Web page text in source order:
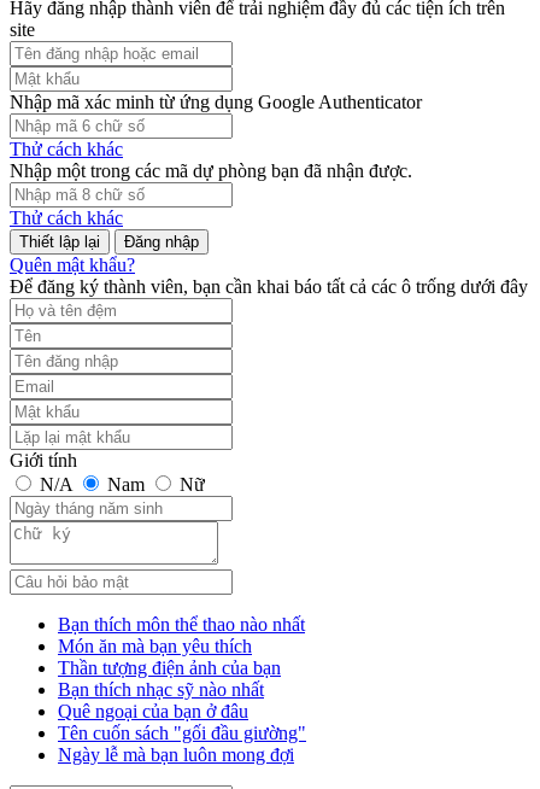
Hãy đăng nhập thành viên để trải nghiệm đầy đủ các tiện ích trên
site
Nhập mã xác minh từ ứng dụng Google Authenticator
Thử cách khác
Nhập một trong các mã dự phòng bạn đã nhận được.
Thử cách khác
Đăng nhập
Quên mật khẩu?
Để đăng ký thành viên, bạn cần khai báo tất cả các ô trống dưới đây
Giới tính
N/A
Nam Nữ
Bạn thích môn thể thao nào nhất
Món ăn mà bạn yêu thích
Thần tượng điện ảnh của bạn
Bạn thích nhạc sỹ nào nhất
Quê ngoại của bạn ở đâu
Tên cuốn sách "gối đầu giường"
Ngày lễ mà bạn luôn mong đợi